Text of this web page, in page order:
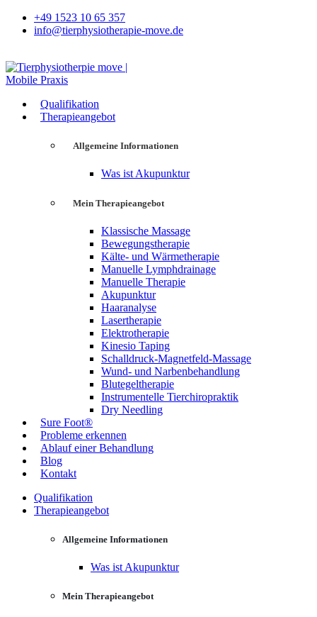
+49 1523 10 65 357
info@tierphysiotherapie-move.de
Qualifikation
Therapieangebot
Allgemeine Informationen
Was ist Akupunktur
Mein Therapieangebot
Klassische Massage
Bewegungstherapie
Kälte- und Wärmetherapie
Manuelle Lymphdrainage
Manuelle Therapie
Akupunktur
Haaranalyse
Lasertherapie
Elektrotherapie
Kinesio Taping
Schalldruck-Magnetfeld-Massage
Wund- und Narbenbehandlung
Blutegeltherapie
Instrumentelle Tierchiropraktik
Dry Needling
Sure Foot®
Probleme erkennen
Ablauf einer Behandlung
Blog
Kontakt
Qualifikation
Therapieangebot
Allgemeine Informationen
Was ist Akupunktur
Mein Therapieangebot